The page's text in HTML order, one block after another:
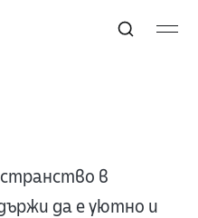
в
да е уютно и